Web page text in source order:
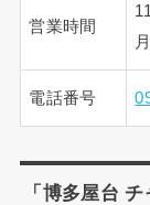
営業時間
電話番号
「博多屋台